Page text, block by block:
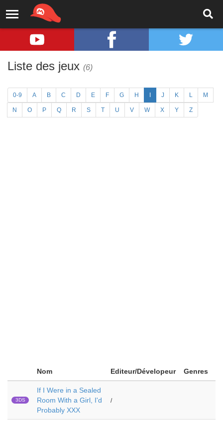
Liste des jeux (6)
0-9 A B C D E F G H J K L M
N O P Q R S T U V W X Y Z
Nom Editeur/Dévelopeur Genres
3DS
If I Were in a Sealed
Room With a Girl, I'd
Probably XXX
/